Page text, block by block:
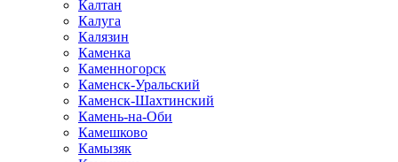
Калтан
Калуга
Калязин
Каменка
Каменногорск
Каменск-Уральский
Каменск-Шахтинский
Камень-на-Оби
Камешково
Камызяк